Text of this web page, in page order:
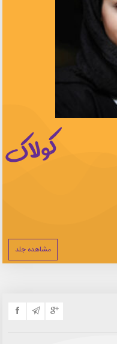
مشاهده جلد